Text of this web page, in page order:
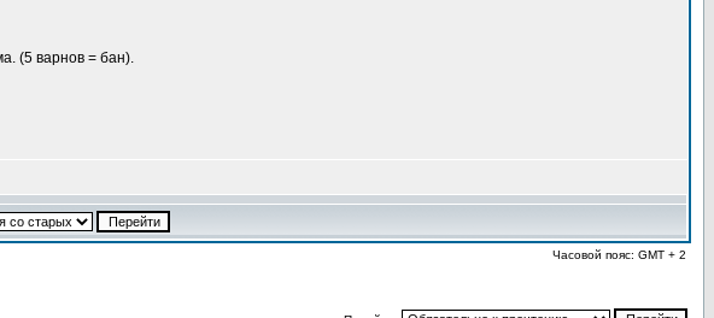
(5 варнов = бан).
Часовой пояс: GMT + 2